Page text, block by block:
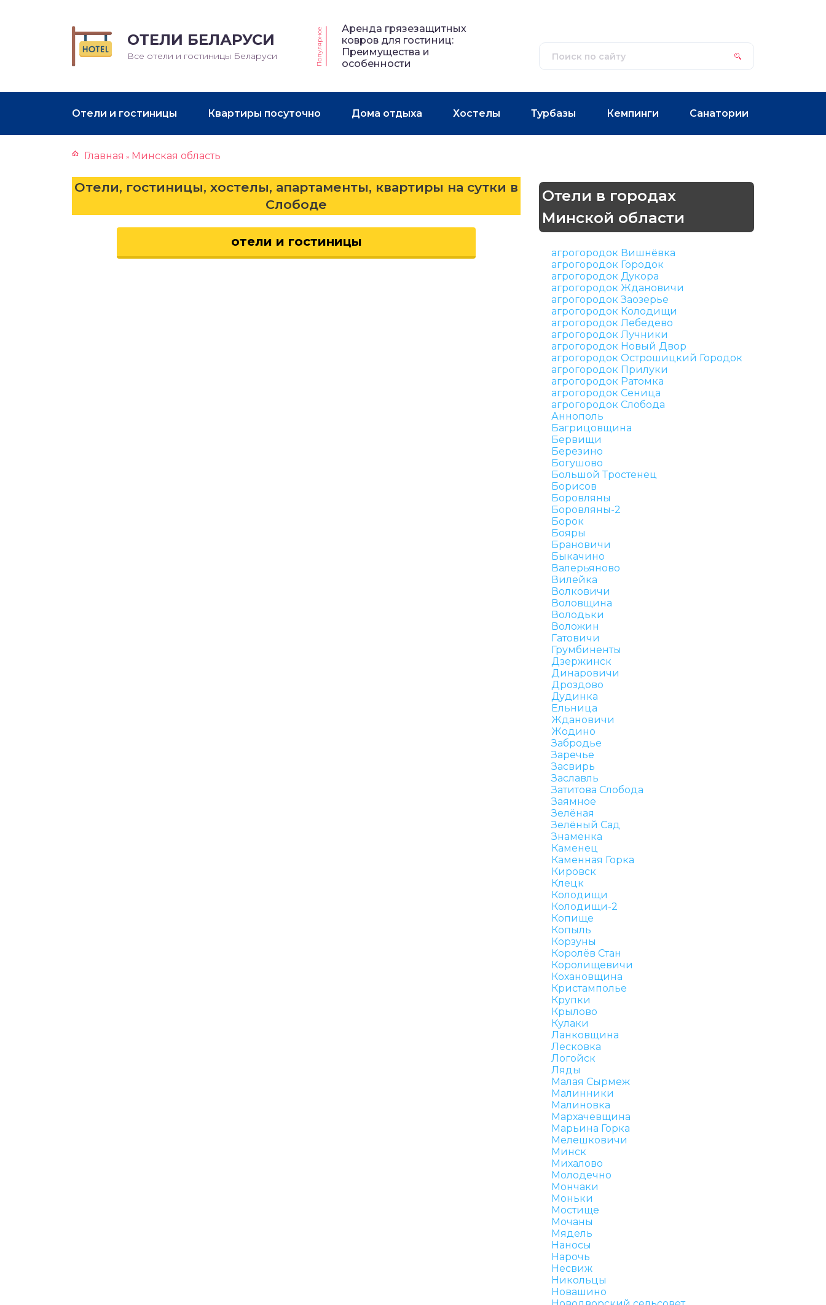
ОТЕЛИ БЕЛАРУСИ
Все отели и гостиницы Беларуси Популярное
Аренда грязезащитных
ковров для гостиниц:
Преимущества и
особенности
Отели и гостиницы Квартиры посуточно Дома отдыха Хостелы Турбазы Кемпинги Санатории
Главная » Минская область
Отели, гостиницы, хостелы, апартаменты, квартиры на сутки в
Слободе
отели и гостиницы
Отели в городах
Минской области
агрогородок Вишнёвка
агрогородок Городок
агрогородок Дукора
агрогородок Ждановичи
агрогородок Заозерье
агрогородок Колодищи
агрогородок Лебедево
агрогородок Лучники
агрогородок Новый Двор
агрогородок Острошицкий Городок
агрогородок Прилуки
агрогородок Ратомка
агрогородок Сеница
агрогородок Слобода
Аннополь
Багрицовщина
Бервищи
Березино
Богушово
Большой Тростенец
Борисов
Боровляны
Боровляны-2
Борок
Бояры
Брановичи
Быкачино
Валерьяново
Вилейка
Волковичи
Воловщина
Володьки
Воложин
Гатовичи
Грумбиненты
Дзержинск
Динаровичи
Дроздово
Дудинка
Ельница
Ждановичи
Жодино
Забродье
Заречье
Засвирь
Заславль
Затитова Слобода
Заямное
Зелёная
Зелёный Сад
Знаменка
Каменец
Каменная Горка
Кировск
Клецк
Колодищи
Колодищи-2
Копище
Копыль
Корзуны
Королёв Стан
Королищевичи
Кохановщина
Кристамполье
Крупки
Крылово
Кулаки
Ланковщина
Лесковка
Логойск
Ляды
Малая Сырмеж
Малинники
Малиновка
Мархачевщина
Марьина Горка
Мелешковичи
Минск
Михалово
Молодечно
Мончаки
Моньки
Мостище
Мочаны
Мядель
Наносы
Нарочь
Несвиж
Никольцы
Новашино